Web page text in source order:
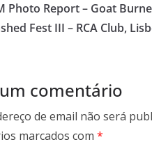
Photo Report – Goat
Fest III – RCA Club,
comentário
de email não será
marcados com *